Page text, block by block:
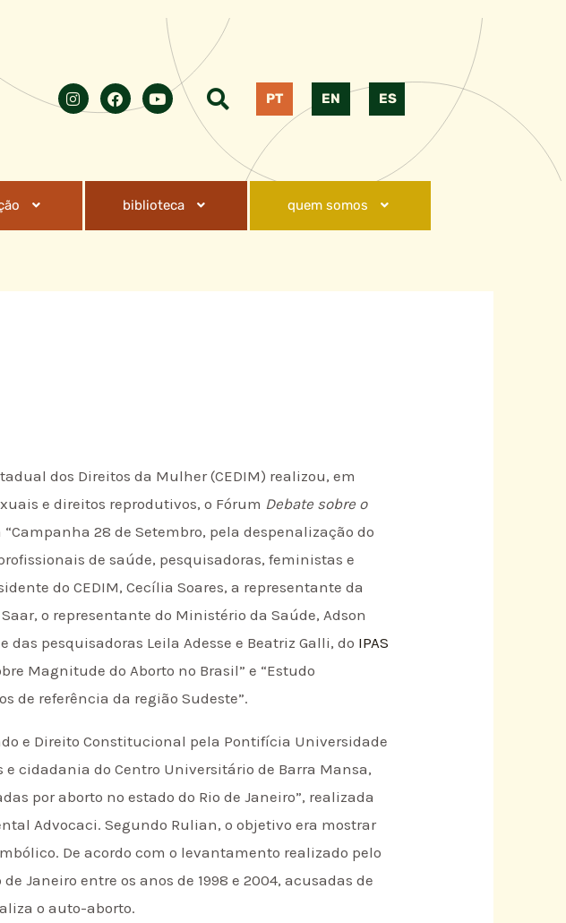
PT EN ES
biblioteca quem somos
dos Direitos da Mulher (CEDIM) realizou, em
e direitos reprodutivos, o Fórum Debate sobre o
28 de Setembro, pela despenalização do
de saúde, pesquisadoras, feministas e
do CEDIM, Cecília Soares, a representante da
o representante do Ministério da Saúde, Adson
pesquisadoras Leila Adesse e Beatriz Galli, do IPAS
Magnitude do Aborto no Brasil” e “Estudo
de referência da região Sudeste”.
e Direito Constitucional pela Pontifícia Universidade
e cidadania do Centro Universitário de Barra Mansa,
por aborto no estado do Rio de Janeiro”, realizada
Advocaci. Segundo Rulian, o objetivo era mostrar
De acordo com o levantamento realizado pelo
Janeiro entre os anos de 1998 e 2004, acusadas de
o auto-aborto.